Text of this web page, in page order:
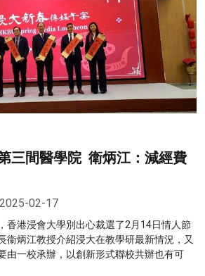
三間醫學院 衛炳江：減經費
2025-02-17
香港浸會大學別出心裁選了2月14日情人節
衞炳江教授介紹浸大在教學研最新情況，又
由一校承辦，以創新形式聯校共辦也有可